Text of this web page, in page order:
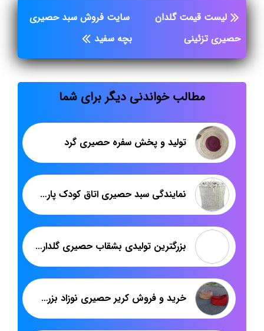
لیست قیمت گلدان
حصیری تزئینی
سایت فروش سبد حصیری
بچه سفید
مطالب خواندنی دیگر برای شما
تولید و پخش سفره حصیری گرد
نمایندگی سبد حصیری اتاق کودک پارچه دوزی
بزرگترین تولیدی بشقاب حصیری گلدار دور کاموا
خرید و فروش کریر حصیری نوزاد بزرگ به صورت عمده با برند هدیکا